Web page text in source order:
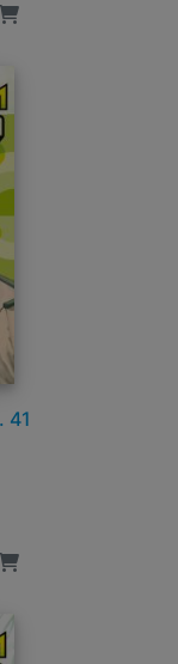
41